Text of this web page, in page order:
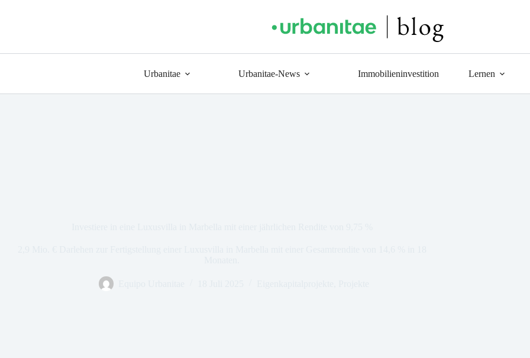
Urbanitae Urbanitae-News Immobilieninvestition Lernen